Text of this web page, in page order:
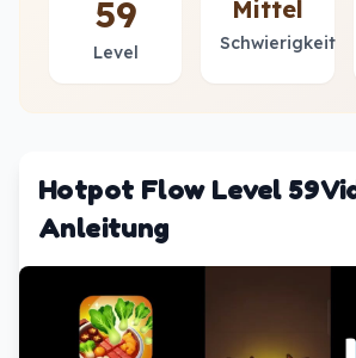
59
Level
Mittel
Schwierigkeit
Hotpot Flow Level 59
Anleitung